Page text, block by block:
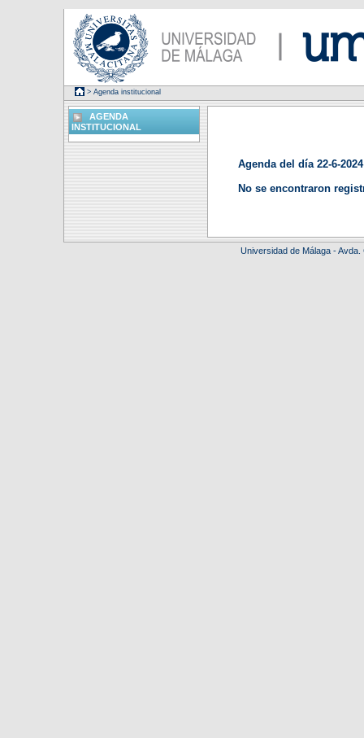
> Agenda institucional
Agenda del día 22-6-2024
No se encontraron
AGENDA
INSTITUCIONAL
Universidad de Málaga -